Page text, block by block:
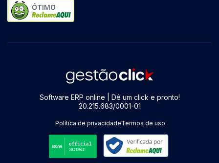
ÓTIMO
Software ERP online | Dê um click e pronto!
20.215.683/0001-01
Política de privacidadeTermos de uso